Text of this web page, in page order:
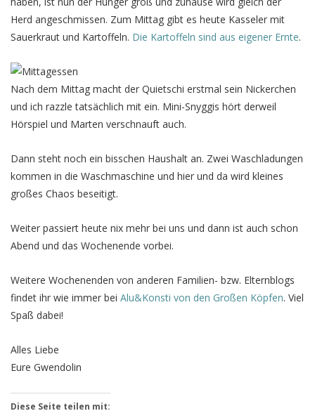
Herd angeschmissen. Zum Mittag gibt es heute Kasseler mit
Sauerkraut und Kartoffeln. Die Kartoffeln sind aus eigener Ernte.
Nach dem Mittag macht der Quietschi erstmal sein Nickerchen
und ich razzle tatsächlich mit ein. Mini-Snyggis hört derweil
Hörspiel und Marten verschnauft auch.
Dann steht noch ein bisschen Haushalt an. Zwei Waschladungen
kommen in die Waschmaschine und hier und da wird kleines
großes Chaos beseitigt.
Weiter passiert heute nix mehr bei uns und dann ist auch schon
Abend und das Wochenende vorbei.
Weitere Wochenenden von anderen Familien- bzw. Elternblogs
findet ihr wie immer bei Alu&Konsti von den Großen Köpfen. Viel
Spaß dabei!
Alles Liebe
Eure Gwendolin
Diese Seite teilen mit: